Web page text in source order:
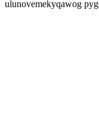
ulunovemekyqawog